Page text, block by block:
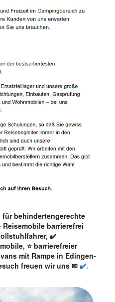
für behindertengerechte
barrierefrei
✔️
⭐ barrierefreier
mit Rampe in Edingen-
freuen wir uns ✉ ✔️.